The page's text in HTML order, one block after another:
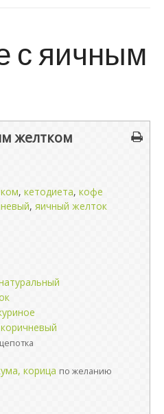
с яичным
желтком
, кетодиета, кофе
, яичный желток
корица по желанию